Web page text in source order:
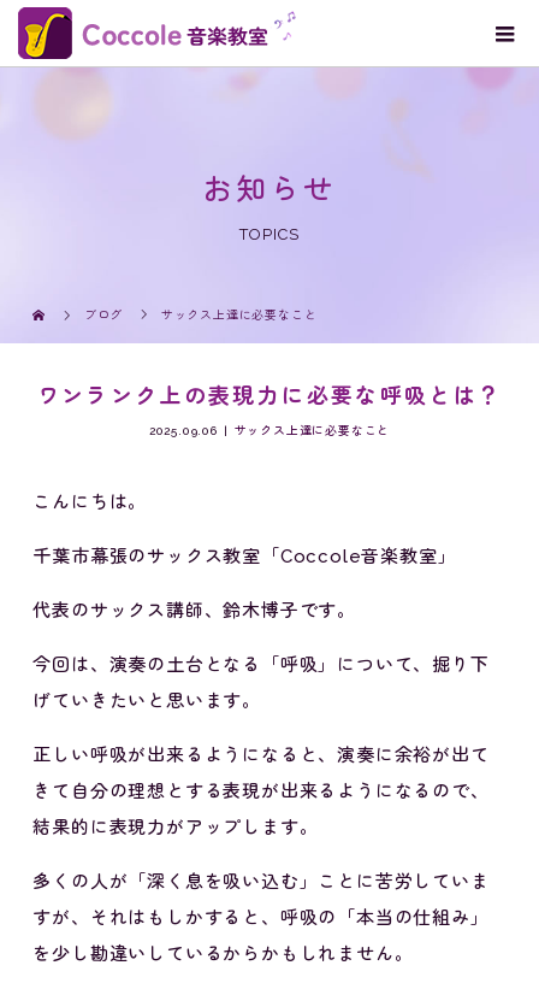
お知らせ
TOPICS
ブログ サックス上達に必要なこと
ワンランク上の表現力に必要な呼吸とは？
2025.09.06 サックス上達に必要なこと
こんにちは。
千葉市幕張のサックス教室「Coccole音楽教室」
代表のサックス講師、鈴木博子です。
今回は、演奏の土台となる「呼吸」について、掘り下
げていきたいと思います。
正しい呼吸が出来るようになると、演奏に余裕が出て
きて自分の理想とする表現が出来るようになるので、
結果的に表現力がアップします。
多くの人が「深く息を吸い込む」ことに苦労していま
すが、それはもしかすると、呼吸の「本当の仕組み」
を少し勘違いしているからかもしれません。